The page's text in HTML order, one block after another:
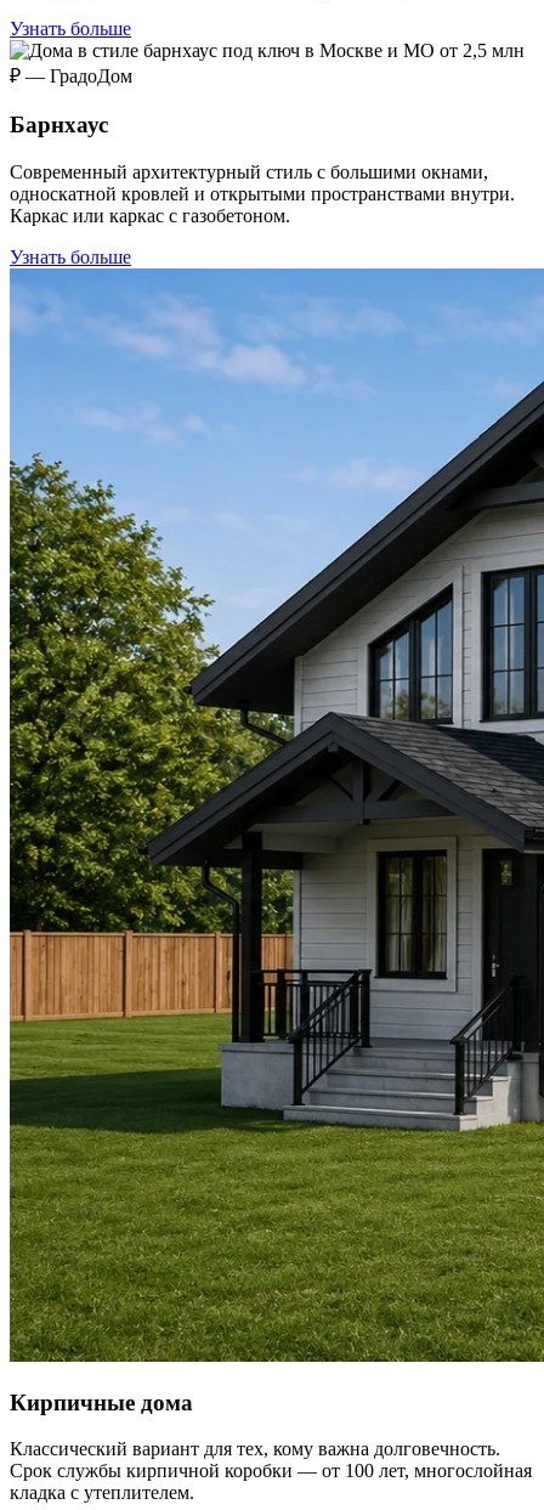
Узнать больше
Барнхаус
Современный архитектурный стиль с большими окнами,
односкатной кровлей и открытыми пространствами внутри.
Каркас или каркас с газобетоном.
Узнать больше
Кирпичные дома
Классический вариант для тех, кому важна долговечность.
Срок службы кирпичной коробки — от 100 лет, многослойная
кладка с утеплителем.